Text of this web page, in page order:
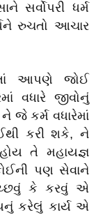
સર્વોપરી ધર્મ
રુચતો આચાર
આપણે જોઈ
વધારે જીવોનું
જે કર્મ વધારેમાં
કરી શકે, ને
તે મહાયજ્ઞ
પણ સેવાને
કે કરવું એ
કરેલું કાર્ય એ